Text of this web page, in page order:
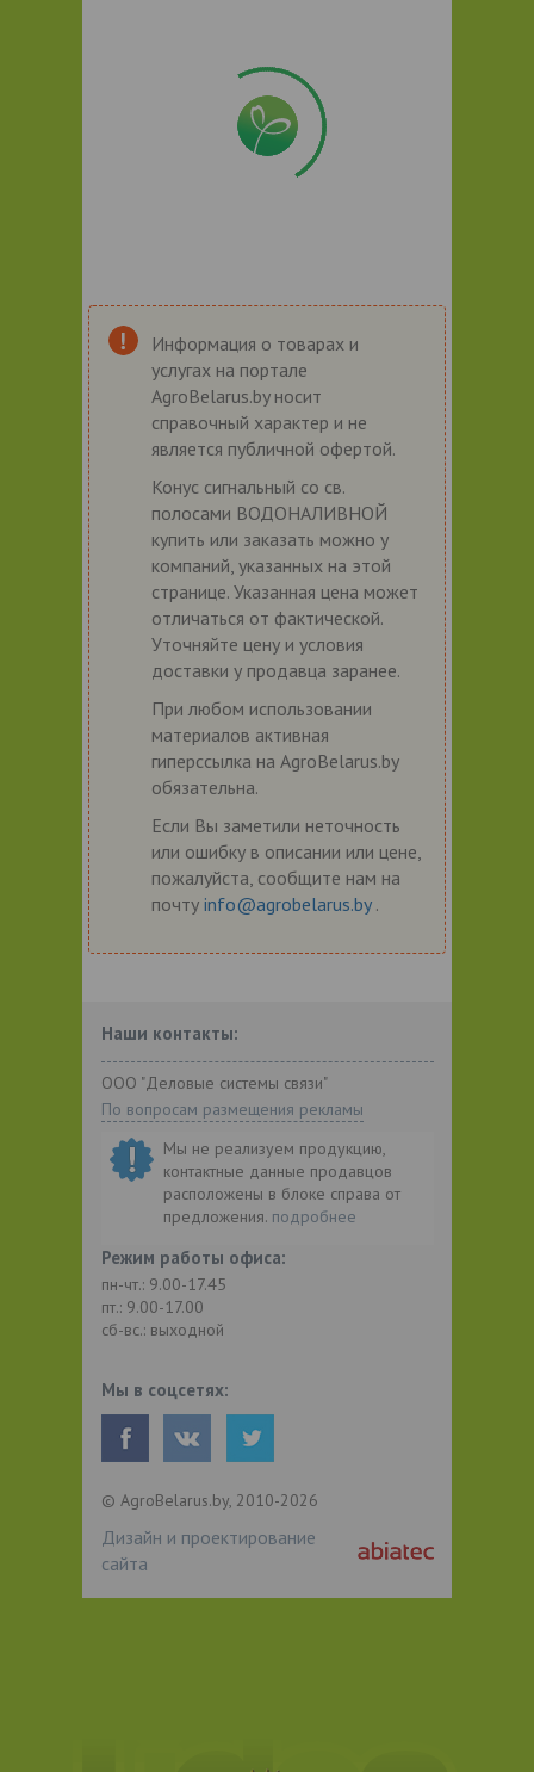
Информация о товарах и
услугах на портале
AgroBelarus.by носит
справочный характер и не
является публичной офертой.
Конус сигнальный со св.
полосами ВОДОНАЛИВНОЙ
купить или заказать можно у
компаний, указанных на этой
странице. Указанная цена может
отличаться от фактической.
Уточняйте цену и условия
доставки у продавца заранее.
При любом использовании
материалов активная
гиперссылка на AgroBelarus.by
обязательна.
Если Вы заметили неточность
или ошибку в описании или цене,
пожалуйста, сообщите нам на
почту info@agrobelarus.by .
Наши контакты:
ООО "Деловые системы связи"
По вопросам размещения рекламы
Мы не реализуем продукцию,
контактные данные продавцов
расположены в блоке справа от
предложения. подробнее
Режим работы офиса:
пн-чт.: 9.00-17.45
пт.: 9.00-17.00
сб-вс.: выходной
Мы в соцсетях:
© AgroBelarus.by, 2010-2026
Дизайн и проектирование
сайта